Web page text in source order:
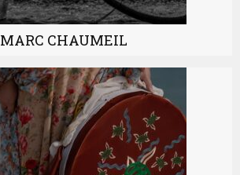
MARC CHAUMEIL